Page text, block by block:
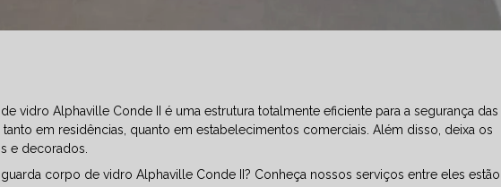
vidro Alphaville Conde II é uma estrutura totalmente eficiente para a segurança das
em residências, quanto em estabelecimentos comerciais. Além disso, deixa os
e decorados.
corpo de vidro Alphaville Conde II? Conheça nossos serviços entre eles estão